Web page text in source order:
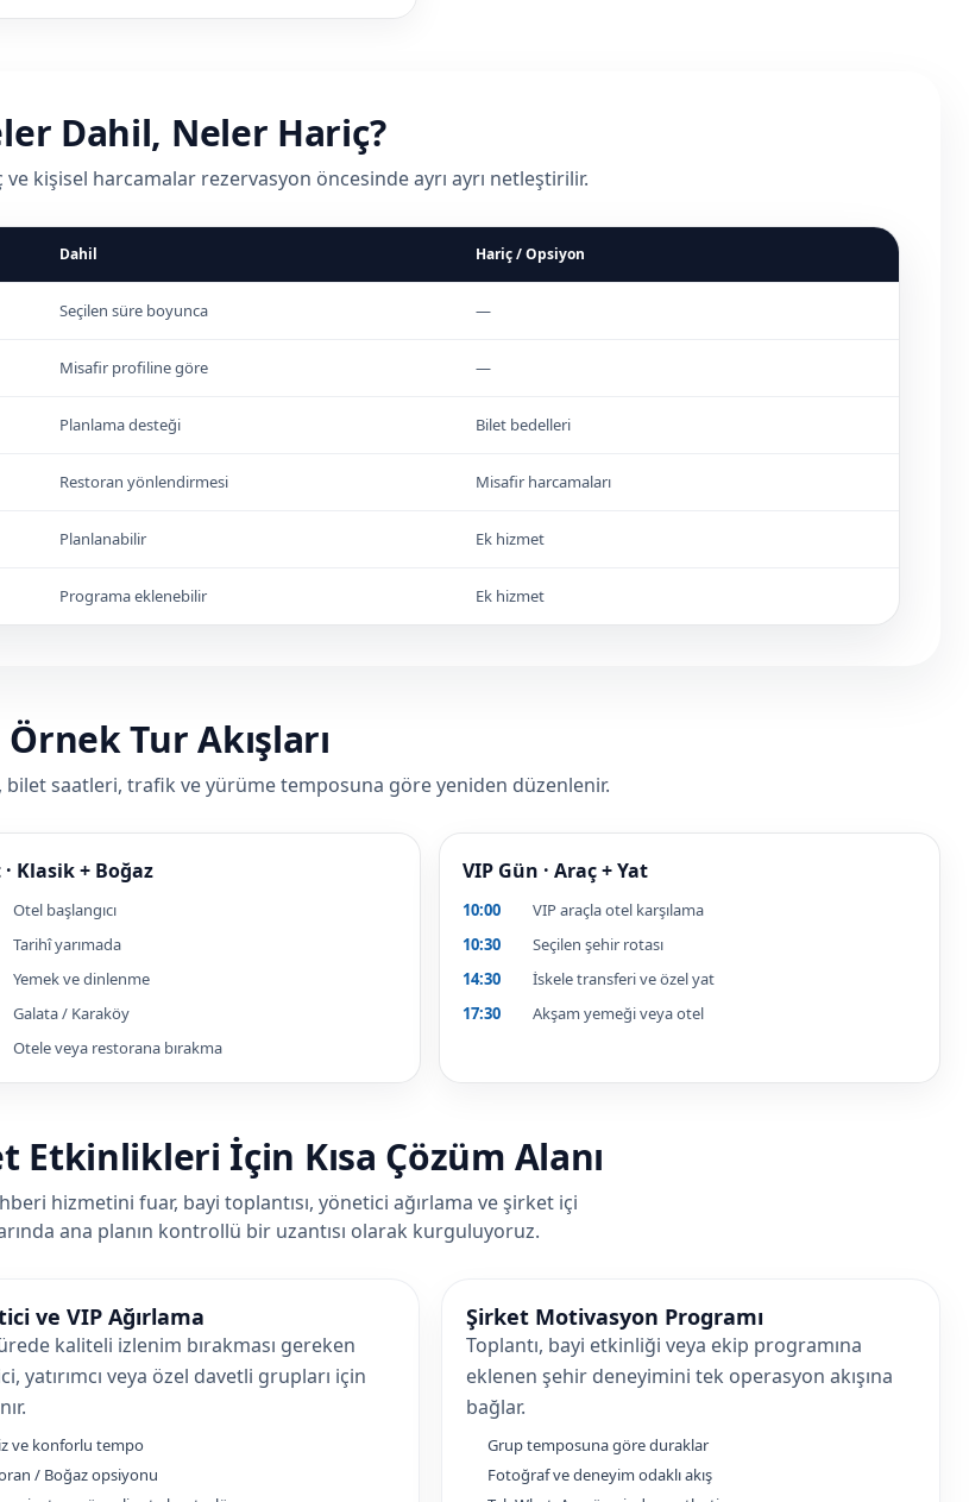
Dahil, Neler Hariç?
kişisel harcamalar rezervasyon öncesinde ayrı ayrı netleştirilir.
Dahil Hariç / Opsiyon
Seçilen süre boyunca —
Misafir profiline göre —
Planlama desteği Bilet bedelleri
Restoran yönlendirmesi Misafir harcamaları
Planlanabilir Ek hizmet
Programa eklenebilir Ek hizmet
Örnek Tur Akışları
saatleri, trafik ve yürüme temposuna göre yeniden düzenlenir.
Klasik + Boğaz
Otel başlangıcı
Tarihî yarımada
Yemek ve dinlenme
Galata / Karaköy
Otele veya restorana bırakma
VIP Gün · Araç + Yat
10:00
VIP araçla otel karşılama
10:30
Seçilen şehir rotası
14:30
İskele transferi ve özel yat
17:30
Akşam yemeği veya otel
Etkinlikleri İçin Kısa Çözüm Alanı
hizmetini fuar, bayi toplantısı, yönetici ağırlama ve şirket içi
ana planın kontrollü bir uzantısı olarak kurguluyoruz.
ve VIP Ağırlama
kaliteli izlenim bırakması gereken
yatırımcı veya özel davetli grupları için
ve konforlu tempo
/ Boğaz opsiyonu
Şirket Motivasyon Programı
Toplantı, bayi etkinliği veya ekip programına
eklenen şehir deneyimini tek operasyon akışına
bağlar.
Grup temposuna göre duraklar
Fotoğraf ve deneyim odaklı akış